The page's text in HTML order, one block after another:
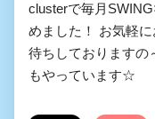
clusterで毎月
めました！ お気軽
待ちしておりますの
もやっています☆